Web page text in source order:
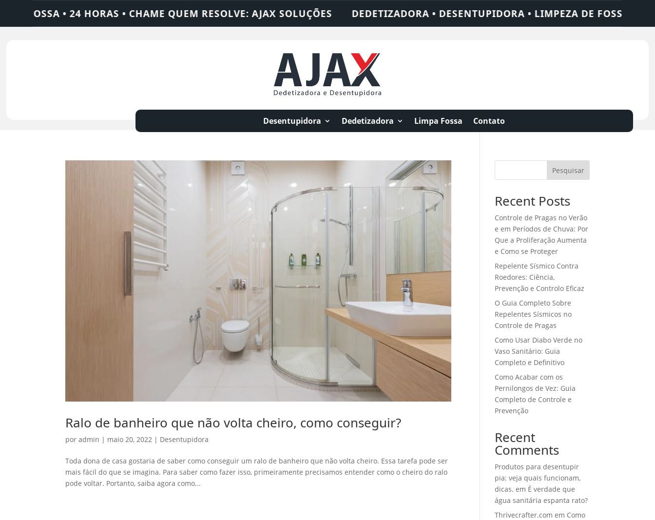
• 24 HORAS • CHAME QUEM RESOLVE: AJAX SOLUÇÕES DEDETIZADORA • DESENTUPIDORA • LIMPEZA DE FOSSA • 24
Desentupidora Dedetizadora Limpa Fossa Contato
Ralo de banheiro que não volta cheiro, como conseguir?
poradmin | maio 20, 2022 | Desentupidora
Toda dona de casa gostaria de saber como conseguir um ralo de banheiro que não volta cheiro. Essa tarefa pode ser
mais fácil do que se imagina. Para saber como fazer isso, primeiramente precisamos entender como o cheiro do ralo
pode voltar. Portanto, saiba agora como...
Pesquisar
Recent Posts
Controle de Pragas no Verão
e em Períodos de Chuva: Por
Que a Proliferação Aumenta
e Como se Proteger
Repelente Sísmico Contra
Roedores: Ciência,
Prevenção e Controlo Eficaz
O Guia Completo Sobre
Repelentes Sísmicos no
Controle de Pragas
Como Usar Diabo Verde no
Vaso Sanitário: Guia
Completo e Definitivo
Como Acabar com os
Pernilongos de Vez: Guia
Completo de Controle e
Prevenção
Recent
Comments
Produtos para desentupir
pia: veja quais funcionam,
dicas. em É verdade que
água sanitária espanta rato?
Thrivecrafter.com em Como